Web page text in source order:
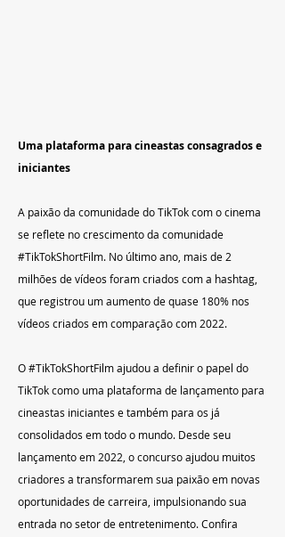
Uma plataforma para cineastas consagrados e
iniciantes
A paixão da comunidade do TikTok com o cinema
se reflete no crescimento da comunidade
#TikTokShortFilm. No último ano, mais de 2
milhões de vídeos foram criados com a hashtag,
que registrou um aumento de quase 180% nos
vídeos criados em comparação com 2022.
O #TikTokShortFilm ajudou a definir o papel do
TikTok como uma plataforma de lançamento para
cineastas iniciantes e também para os já
consolidados em todo o mundo. Desde seu
lançamento em 2022, o concurso ajudou muitos
criadores a transformarem sua paixão em novas
oportunidades de carreira, impulsionando sua
entrada no setor de entretenimento. Confira